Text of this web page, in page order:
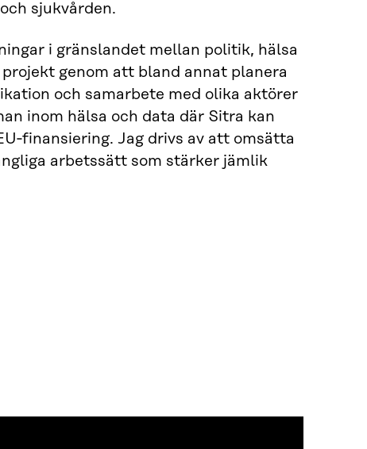
sjukvården.
i gränslandet mellan politik, hälsa
genom att bland annat planera
och samarbete med olika aktörer
inom hälsa och data där Sitra kan
Jag drivs av att omsätta
arbetssätt som stärker jämlik